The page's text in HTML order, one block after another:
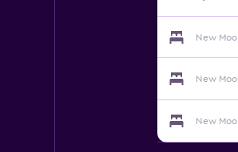
New
New
New